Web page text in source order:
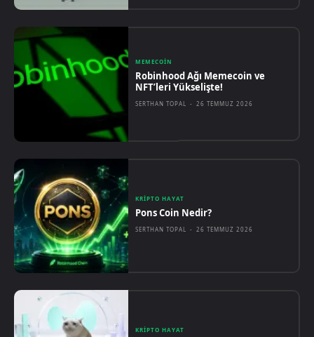
MEMECOIN
Robinhood Ağı Memecoin ve
NFT’leri Yükselişte!
SERTHAN TOPAL - 26 TEMMUZ 2026
KRIPTO HAYAT
Pons Coin Nedir?
SERTHAN TOPAL - 26 TEMMUZ 2026
KRIPTO HAYAT